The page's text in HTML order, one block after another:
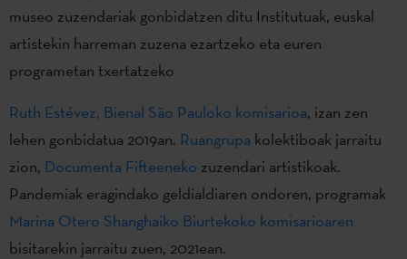
museo zuzendariak gonbidatzen ditu Institutuak, euskal
artistekin harreman zuzena ezartzeko eta euren
programetan txertatzeko
Ruth Estévez, Bienal São Pauloko komisarioa, izan zen
lehen gonbidatua 2019an. Ruangrupa kolektiboak jarraitu
zion, Documenta Fifteeneko zuzendari artistikoak.
Pandemiak eragindako geldialdiaren ondoren, programak
Marina Otero Shanghaiko Biurtekoko komisarioaren
bisitarekin jarraitu zuen, 2021ean.